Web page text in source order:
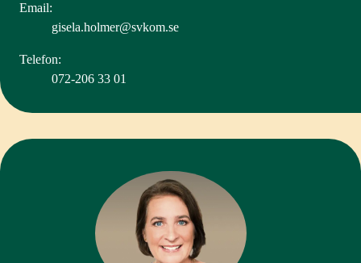
Email:
gisela.holmer@svkom.se
Telefon:
072-206 33 01